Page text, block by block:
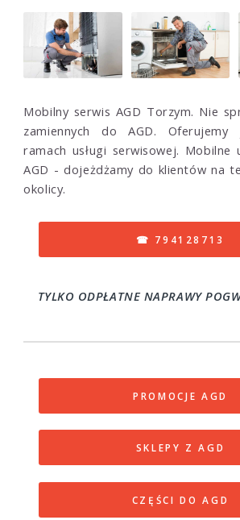
Mobilny serwis AGD Torzym. Nie
zamiennych do AGD. Oferujemy
ramach usługi serwisowej. Mobilne
AGD - dojeżdżamy do klientów na
okolicy.
☎ 794128713
TYLKO ODPŁATNE NAPRAWY
PROMOCJE AGD
SKLEPY Z AGD
CZĘŚCI DO AGD